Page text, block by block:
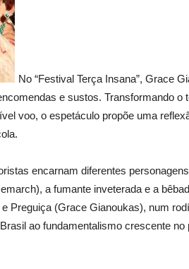
No “Festival Terça Insana”, Grace
e sustos. Transformando o
voo, o espetáculo propõe uma
encarnam diferentes
a fumante inveterada e a
Preguiça (Grace Gianoukas), num
ao fundamentalismo crescente no